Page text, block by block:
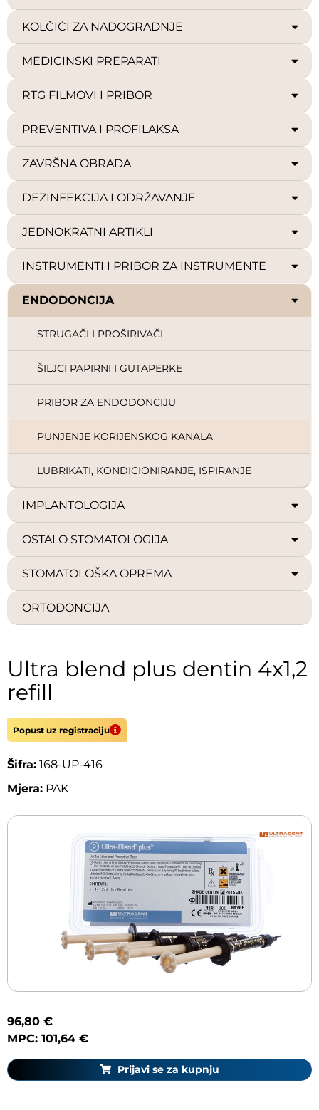
KOLČIĆI ZA NADOGRADNJE
MEDICINSKI PREPARATI
RTG FILMOVI I PRIBOR
PREVENTIVA I PROFILAKSA
ZAVRŠNA OBRADA
DEZINFEKCIJA I ODRŽAVANJE
JEDNOKRATNI ARTIKLI
INSTRUMENTI I PRIBOR ZA INSTRUMENTE
ENDODONCIJA
STRUGAČI I PROŠIRIVAČI
ŠILJCI PAPIRNI I GUTAPERKE
PRIBOR ZA ENDODONCIJU
PUNJENJE KORIJENSKOG KANALA
LUBRIKATI, KONDICIONIRANJE, ISPIRANJE
IMPLANTOLOGIJA
OSTALO STOMATOLOGIJA
STOMATOLOŠKA OPREMA
ORTODONCIJA
Ultra blend plus dentin 4x1,2
refill
Popust uz registraciju
Šifra: 168-UP-416
Mjera: PAK
96,80 €
MPC: 101,64 €
Prijavi se za kupnju